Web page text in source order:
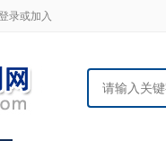
录或加入